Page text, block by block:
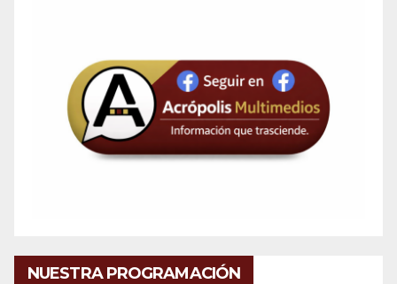
NUESTRA PROGRAMACIÓN